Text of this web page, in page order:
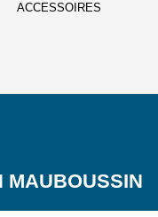
ACCESSOIRES
MAUBOUSSIN